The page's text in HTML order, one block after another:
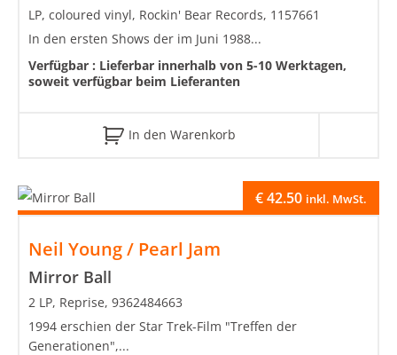
LP, coloured vinyl, Rockin' Bear Records, 1157661
In den ersten Shows der im Juni 1988...
Verfügbar : Lieferbar innerhalb von 5-10 Werktagen,
soweit verfügbar beim Lieferanten
In den Warenkorb
Neil Young / Pearl Jam
Mirror Ball
€42.50 inkl. MwSt.
2 LP, Reprise, 9362484663
1994 erschien der Star Trek-Film "Treffen der
Generationen",...